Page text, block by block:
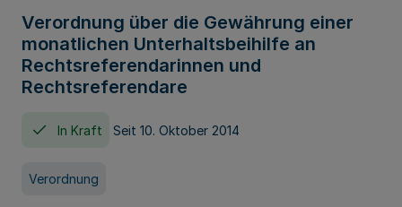
Verordnung über die Gewährung einer
monatlichen Unterhaltsbeihilfe an
Rechtsreferendarinnen und
Rechtsreferendare
In Kraft Seit 10. Oktober 2014
Verordnung